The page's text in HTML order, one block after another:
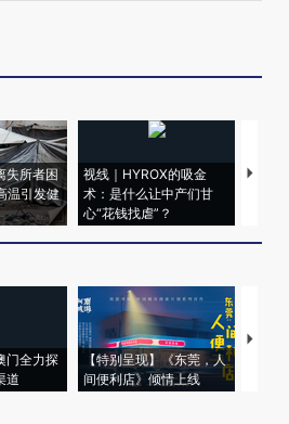
失所者困
温引发健
视线｜HYROX的吸金
术：是什么让中产们甘
心“花钱找虐”？
马航
粒摇
门全力探
道
【特别呈现】《东莞，人
间便利店》倾情上线
【推
会，